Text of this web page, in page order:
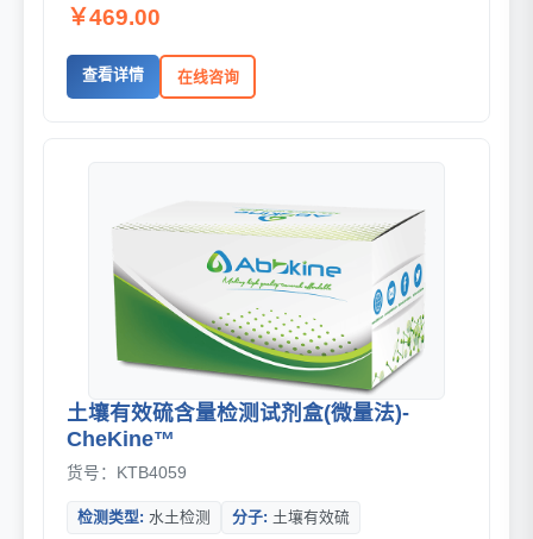
￥469.00
查看详情 在线咨询
土壤有效硫含量检测试剂盒(微量法)-
CheKine™
货号：KTB4059
检测类型: 水土检测 分子: 土壤有效硫